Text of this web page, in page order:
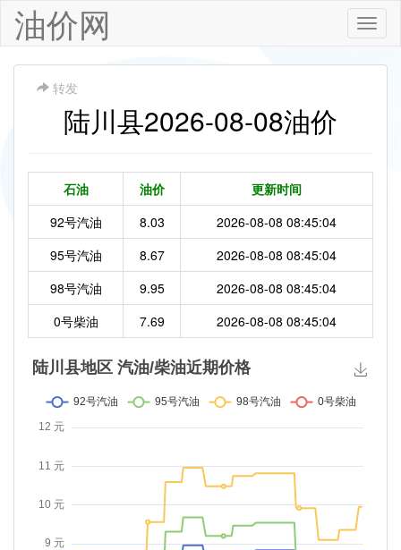
油价网
Toggle
转发
陆川县2026-08-08油价
石油 油价
更新时间
92号汽油
8.03
2026-08-08 08:45:04
95号汽油
8.67
2026-08-08 08:45:04
98号汽油
9.95
2026-08-08 08:45:04
0号柴油
7.69 2026-08-08 08:45:04